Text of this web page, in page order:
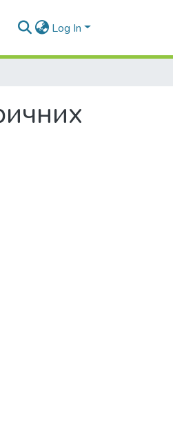
Log In